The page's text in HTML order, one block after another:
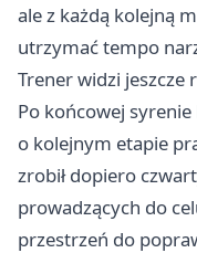
ale z każdą kolejną
utrzymać tempo
Trener widzi jeszcze
Po końcowej
o kolejnym etapie
zrobił dopiero
prowadzących do
przestrzeń do